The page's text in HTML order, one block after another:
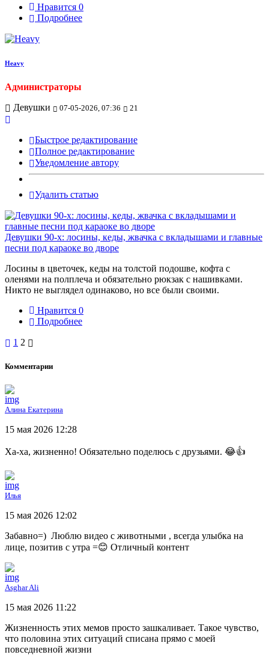
Нравится 0
Подробнее
Heavy
Администраторы
Девушки
07-05-2026, 07:36 21
Быстрое редактирование
Полное редактирование
Уведомление автору
Удалить статью
Девушки 90-х: лосины, кеды, жвачка с вкладышами и главные
песни под караоке во дворе
Лосины в цветочек, кеды на толстой подошве, кофта с
оленями на полплеча и обязательно рюкзак с нашивками.
Никто не выглядел одинаково, но все были своими.
Нравится 0
Подробнее
1 2
Комментарии
Алина Екатерина
15 мая 2026 12:28
Ха-ха, жизненно! Обязательно поделюсь с друзьями. 😂👍
Илья
15 мая 2026 12:02
Забавно=) Люблю видео с животными , всегда улыбка на
лице, позитив с утра =😊 Отличный контент
Asghar Ali
15 мая 2026 11:22
Жизненность этих мемов просто зашкаливает. Такое чувство,
что половина этих ситуаций списана прямо с моей
повседневной жизни